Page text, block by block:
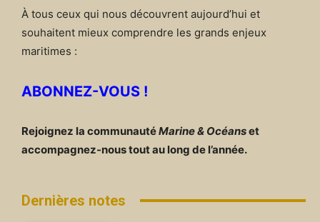
À tous ceux qui nous découvrent aujourd’hui et
souhaitent mieux comprendre les grands enjeux
maritimes :
ABONNEZ-VOUS !
Rejoignez la communautéMarine & Océanset
accompagnez-nous tout au long de l’année.
Dernières notes